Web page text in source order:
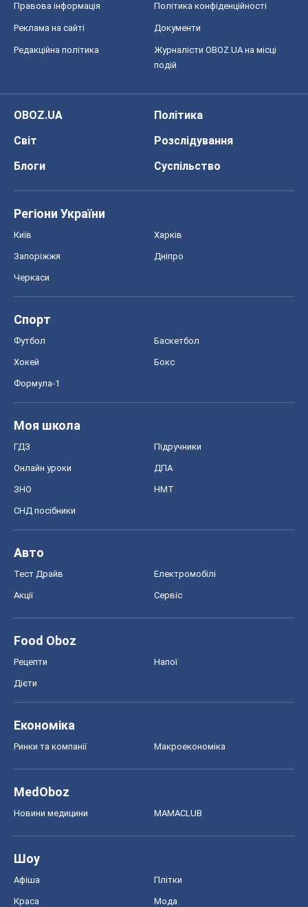
Правова інформація Політика конфіденційності
Реклама на сайті Документи
Редакційна політика
Журналісти OBOZ.UA на місці
подій
OBOZ.UA
Політика
Світ
Розслідування
Блоги
Суспільство
Регіони України
Київ Харків
Запоріжжя Дніпро
Черкаси
Спорт
Футбол Баскетбол
Хокей Бокс
Формула-1
Моя школа
ГДЗ Підручники
Онлайн уроки ДПА
ЗНО НМТ
СНД посібники
Авто
Тест Драйв Електромобілі
Акції Сервіс
Food Oboz
Рецепти Напої
Дієти
Економіка
Ринки та компанії Макроекономіка
MedOboz
Новини медицини MAMACLUB
Шоу
Афіша Плітки
Краса Мода